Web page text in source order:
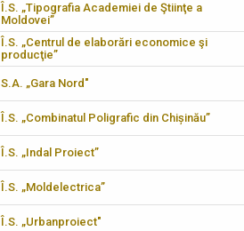
Î.S. „Tipografia Academiei de Ştiinţe a
Moldovei”
Î.S. „Centrul de elaborări economice şi
producţie”
S.A. „Gara Nord"
Î.S. „Combinatul Poligrafic din Chișinău”
Î.S. „Indal Proiect”
Î.S. „Moldelectrica”
Î.S. „Urbanproiect"